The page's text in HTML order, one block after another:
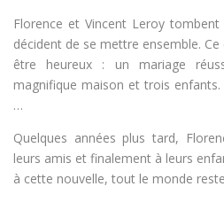
Florence et Vincent Leroy tombent
décident de se mettre ensemble.
être heureux : un mariage
magnifique maison et trois
…
Quelques années plus tard,
leurs amis et finalement à leurs
à cette nouvelle, tout le monde